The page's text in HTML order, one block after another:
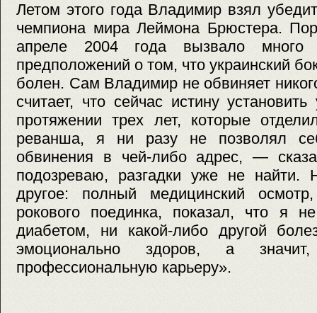
Летом этого года Владимир взял
чемпиона мира Леймона Брюстера.
апреле 2004 года вызвало много
предположений о том, что украинский
болен. Сам Владимир не обвиняет
считает, что сейчас истину
протяжении трех лет, которые
реванша, я ни разу не позволял
обвинения в чей-либо адрес, —
подозреваю, разгадки уже не найти.
другое: полный медицинский
рокового поединка, показал, что я
диабетом, ни какой-либо другой
эмоционально здоров, а
профессиональную карьеру».